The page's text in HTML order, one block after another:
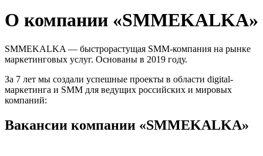
О компании «SMMEKALKA»
SMMEKALKA — быстрорастущая SMM-компания на рынке
маркетинговых услуг. Основаны в 2019 году.
За 7 лет мы создали успешные проекты в области digital-
маркетинга и SMM для ведущих российских и мировых
компаний:
Вакансии компании «SMMEKALKA»